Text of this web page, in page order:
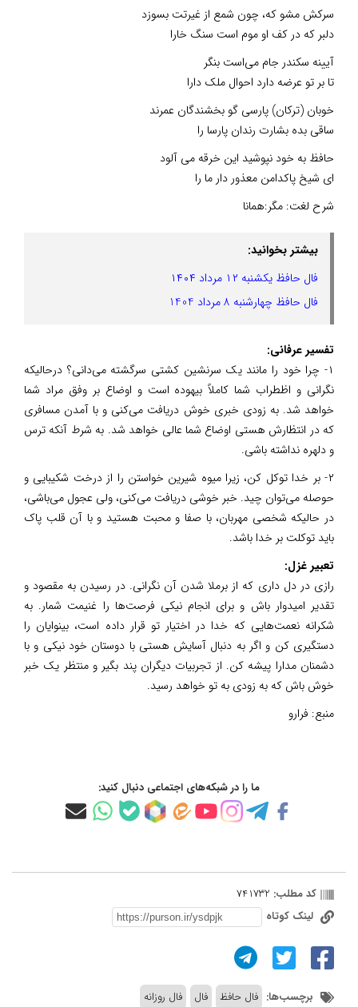
سرکش مشو که، چون شمع از غیرتت بسوزد
دلبر که در کف او موم است سنگ خارا
آیینه سکندر جام می‌است بنگر
تا بر تو عرضه دارد احوال ملک دارا
خوبان (ترکان) پارسی گو بخشندگان عمرند
ساقی بده بشارت رندان پارسا را
حافظ به خود نپوشید این خرقه می آلود
ای شیخ پاکدامن معذور دار ما را
شرح لغت: مگر:همانا
بیشتر بخوانید:
فال حافظ یکشنبه ۱۲ مرداد ۱۴۰۴
فال حافظ چهارشنبه ۸ مرداد 1404
تفسیر عرفانی:‌
۱- چرا خود را مانند یک سرنشین کشتی سرگشته می‌دانی؟ درحالیکه
نگرانی و اظطراب شما کاملاً بیهوده است و اوضاع بر وفق مراد شما
خواهد شد. به زودی خبری خوش دریافت می‌کنی و با آمدن مسافری
که در انتظارش هستی اوضاع شما عالی خواهد شد. به شرط آنکه ترس
و دلهره نداشته باشی.
۲- بر خدا توکل کن، زیرا میوه شیرین خواستن را از درخت شکیبایی و
حوصله می‌توان چید. خبر خوشی دریافت می‌کنی، ولی عجول می‌باشی،
در حالیکه شخصی مهربان، با صفا و محبت هستید و با آن قلب پاک
باید توکلت بر خدا باشد.
تعبیر غزل:
رازی در دل داری که از برملا شدن آن نگرانی. در رسیدن به مقصود و
تقدیر امیدوار باش و برای انجام نیکی فرصت‌ها را غنیمت شمار. به
شکرانه نعمت‌هایی که خدا در اختیار تو قرار داده است، بینوایان را
دستگیری کن و اگر به دنبال آسایش هستی با دوستان خود نیکی و با
دشمنان مدارا پیشه کن. از تجربیات دیگران پند بگیر و منتظر یک خبر
خوش باش که به زودی به تو خواهد رسید.
منبع: فرارو
ما را در شبکه‌های اجتماعی دنبال کنید:
کد مطلب: 741732
لینک کوتاه
برچسب‌ها: فال حافظ فال فال روزانه